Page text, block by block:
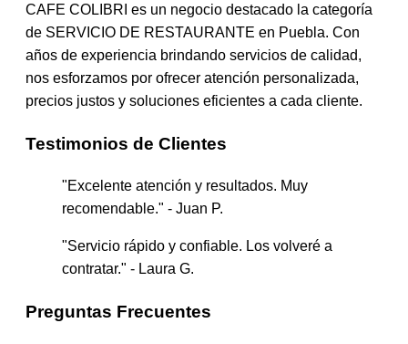
CAFE COLIBRI es un negocio destacado la categoría
de SERVICIO DE RESTAURANTE en Puebla. Con
años de experiencia brindando servicios de calidad,
nos esforzamos por ofrecer atención personalizada,
precios justos y soluciones eficientes a cada cliente.
Testimonios de Clientes
"Excelente atención y resultados. Muy
recomendable." - Juan P.
"Servicio rápido y confiable. Los volveré a
contratar." - Laura G.
Preguntas Frecuentes